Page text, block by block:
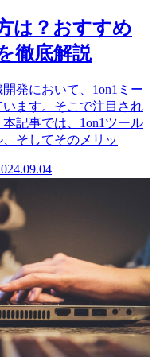
は？おすすめ
徹底解説
発において、1on1ミー
ます。そこで注目され
記事では、1on1ツール
そしてそのメリッ